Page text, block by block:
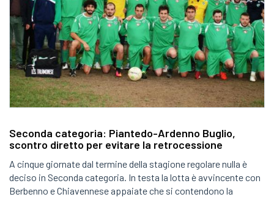
Seconda categoria: Piantedo-Ardenno Buglio,
scontro diretto per evitare la retrocessione
A cinque giornate dal termine della stagione regolare nulla è
deciso in Seconda categoria. In testa la lotta è avvincente con
Berbenno e Chiavennese appaiate che si contendono la